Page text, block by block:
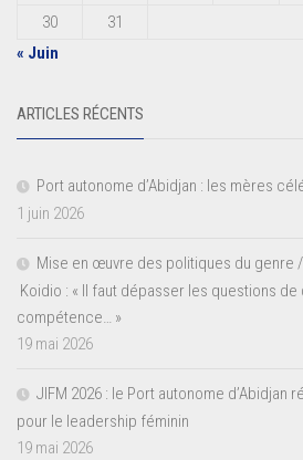
30
31
« Juin
ARTICLES RÉCENTS
Port autonome d’Abidjan : les mères
1 juin 2026
Mise en œuvre des politiques du genre
Koidio : « Il faut dépasser les questions
compétence… »
19 mai 2026
JIFM 2026 : le Port autonome d’Abidjan
pour le leadership féminin
19 mai 2026